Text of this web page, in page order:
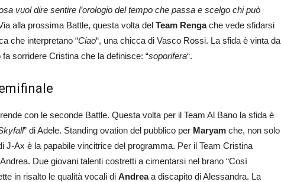
vuol dire sentire l’orologio del tempo che passa e scelgo chi può
alla prossima Battle, questa volta del Team Rengache vede sfidarsi
che interpretano “Ciao“, una chicca di Vasco Rossi. La sfida è vinta da
sorridere Cristina che la definisce: “soporifera“.
con le seconde Battle. Questa volta per il Team Al Bano la sfida è
” di Adele. Standing ovation del pubblico per Maryam che, non solo
J-Ax è la papabile vincitrice del programma. Per il Team Cristina
Due giovani talenti costretti a cimentarsi nel brano “Così
in risalto le qualità vocali di Andreaa discapito di Alessandra. La